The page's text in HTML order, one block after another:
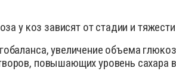
у коз зависят от стадии и
увеличение объема
повышающих уровень сахара